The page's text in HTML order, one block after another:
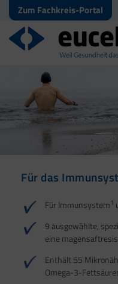
Zum Fachkreis-Portal
Für das
Für Immunsystem1
9 ausgewählte,
eine
Enthält 55
Omega-3-
Für Haut, Haare
Für Ihre natürliche